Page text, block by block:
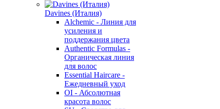
Davines (Италия)
Alchemic - Линия для
усиления и
поддержания цвета
Authentic Formulas -
Органическая линия
для волос
Essential Haircare -
Eжедневный уход
OI - Абсолютная
красота волос